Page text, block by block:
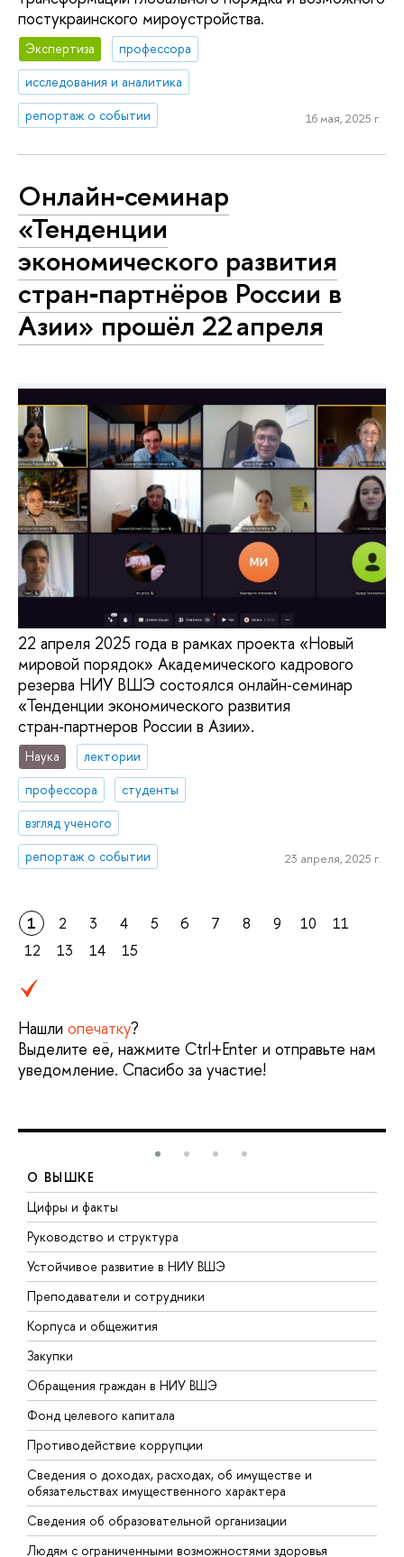
постукраинского мироустройства.
Экспертиза
профессора
исследования и аналитика
репортаж о событии
16 мая, 2025 г.
Онлайн‑семинар
«Тенденции
экономического развития
стран‑партнёров России в
Азии» прошёл 22 апреля
22 апреля 2025 года в рамках проекта «Новый
мировой порядок» Академического кадрового
резерва НИУ ВШЭ состоялся онлайн‑семинар
«Тенденции экономического развития
стран‑партнеров России в Азии».
Наука
лектории
профессора
студенты
взгляд ученого
репортаж о событии
23 апреля, 2025 г.
1 2 3 4 5 6 7 8 9 10
11
12
13 14 15
Нашли опечатку?
Выделите её, нажмите Ctrl+Enter и отправьте нам
уведомление. Спасибо за участие!
О ВЫШКЕ
Цифры и факты
Руководство и структура
Устойчивое развитие в НИУ ВШЭ
Преподаватели и сотрудники
Корпуса и общежития
Закупки
Обращения граждан в НИУ ВШЭ
Фонд целевого капитала
Противодействие коррупции
Сведения о доходах, расходах, об имуществе и
обязательствах имущественного характера
Сведения об образовательной организации
Людям с ограниченными возможностями здоровья